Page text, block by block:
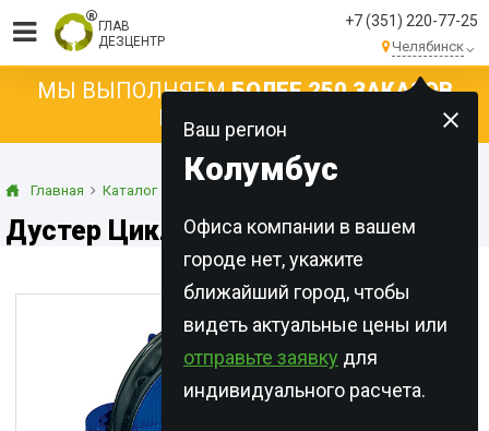
ГЛАВ
ДЕЗЦЕНТР
+7 (351) 220-77-25
Челябинск
Ваш регион
Колумбус
Офиса компании в вашем
городе нет, укажите
ближайший город, чтобы
видеть актуальные цены или
отправьте заявку для
индивидуального расчета.
МЫ ВЫПОЛНЯЕМБОЛЕЕ 250 ЗАКАЗОВ
КАЖДЫЙ ДЕНЬ!
Главная Каталог Оборудование Дустеры
Дустер Циклон